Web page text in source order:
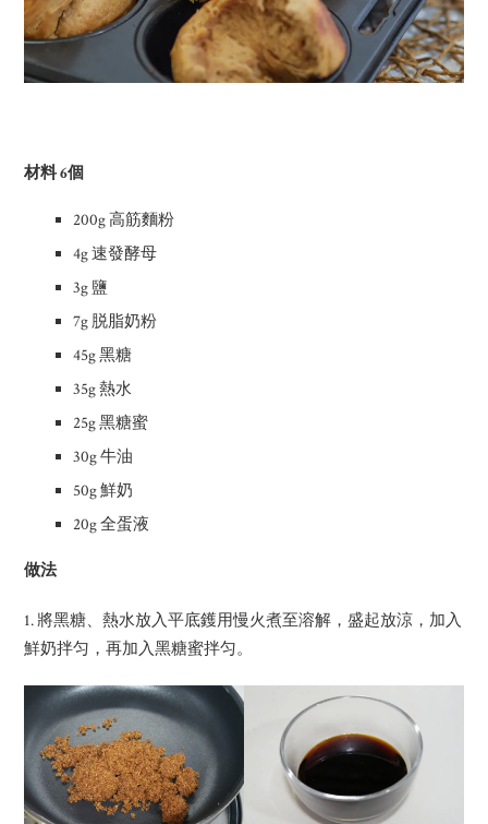
材料 6個
200g 高筋麵粉
4g 速發酵母
3g 鹽
7g 脱脂奶粉
45g 黑糖
35g 熱水
25g 黑糖蜜
30g 牛油
50g 鮮奶
20g 全蛋液
做法
1. 將黑糖、熱水放入平底鑊用慢火煮至溶解，盛起放涼，加入
鮮奶拌匀，再加入黑糖蜜拌匀。